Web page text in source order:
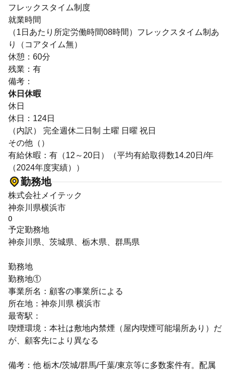
フレックスタイム制度
就業時間
（1日あたり所定労働時間08時間）フレックスタイム制あ
り（コアタイム無）
休憩：60分
残業：有
備考：
休日休暇
休日
休日：124日
（内訳） 完全週休二日制 土曜 日曜 祝日
その他（）
有給休暇：有（12～20日）（平均有給取得数14.20日/年
（2024年度実績））
勤務地
株式会社メイテック
神奈川県横浜市
0
予定勤務地
神奈川県、茨城県、栃木県、群馬県
勤務地
勤務地①
事業所名：顧客の事業所による
所在地：神奈川県 横浜市
最寄駅：
喫煙環境：本社は敷地内禁煙（屋内喫煙可能場所あり）だ
が、顧客先により異なる
備考：他 栃木/茨城/群馬/千葉/東京等に多数案件有。配属